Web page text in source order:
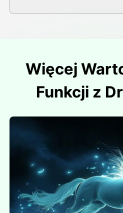
Więcej
Funkcji z